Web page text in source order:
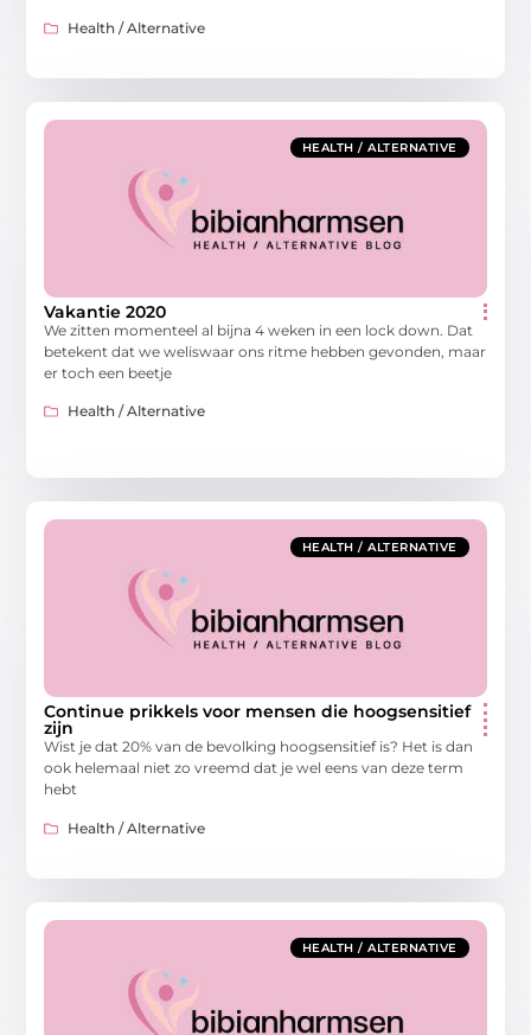
Health / Alternative
HEALTH / ALTERNATIVE
Vakantie 2020
We zitten momenteel al bijna 4 weken in een lock down. Dat
betekent dat we weliswaar ons ritme hebben gevonden, maar
er toch een beetje
Health / Alternative
HEALTH / ALTERNATIVE
Continue prikkels voor mensen die hoogsensitief
zijn
Wist je dat 20% van de bevolking hoogsensitief is? Het is dan
ook helemaal niet zo vreemd dat je wel eens van deze term
hebt
Health / Alternative
HEALTH / ALTERNATIVE